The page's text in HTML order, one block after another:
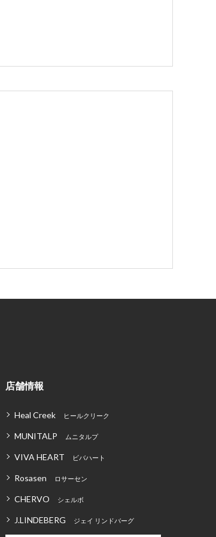
店舗情報
Heal Creek ヒールクリーク
MUNITALP ムニタルプ
VIVA HEART ビバハート
Rosasen ロサーセン
CHERVO シェルボ
J.LINDEBERG ジェイ リンドバーグ